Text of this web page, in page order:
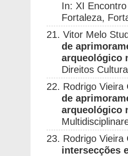
In: XI
Fortaleza,
21. Vitor Melo
de
arqueológico
Direitos
22. Rodrigo
de
arqueológico
23. Rodrigo
intersecções